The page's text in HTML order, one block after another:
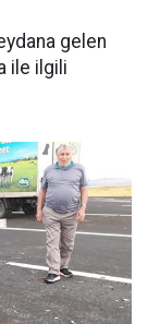
gelen
ile ilgili